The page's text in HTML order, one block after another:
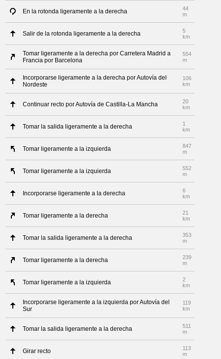
En la rotonda ligeramente a la derecha
44
m
Salir de la rotonda ligeramente a la derecha
5
km
Tomar ligeramente a la derecha por Carretera Madrid a
Francia por Barcelona
554
m
Incorporarse ligeramente a la derecha por Autovía del
Nordeste
106
km
Continuar recto por Autovía de Castilla-La Mancha
20
km
Tomar la salida ligeramente a la derecha
1
km
Tomar ligeramente a la izquierda
847
m
Tomar ligeramente a la izquierda
552
m
Incorporarse ligeramente a la derecha
6
km
Tomar ligeramente a la derecha
21
km
Tomar la salida ligeramente a la derecha
353
m
Tomar ligeramente a la derecha
239
m
Tomar ligeramente a la izquierda
2
km
Incorporarse ligeramente a la izquierda por Autovía del
Sur
119
km
Tomar la salida ligeramente a la derecha
511
m
Girar recto
113
m